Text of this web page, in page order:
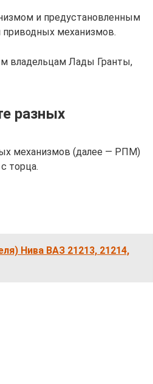
и предустановленным
механизмов.
владельцам Лады Гранты,
разных
механизмов (далее — РПМ)
торца.
Нива ВАЗ 21213, 21214,